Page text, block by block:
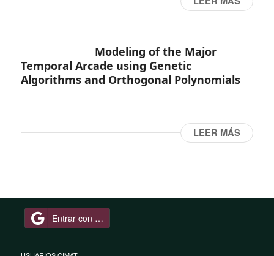
Modeling of the Major
Temporal Arcade using Genetic
Algorithms and Orthogonal Polynomials
LEER MÁS
Entrar con Google